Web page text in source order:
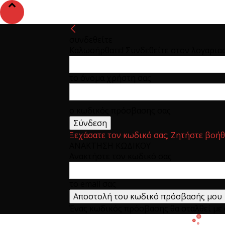
Ξεχάσατε τον κωδικό σας; Ζητήστε